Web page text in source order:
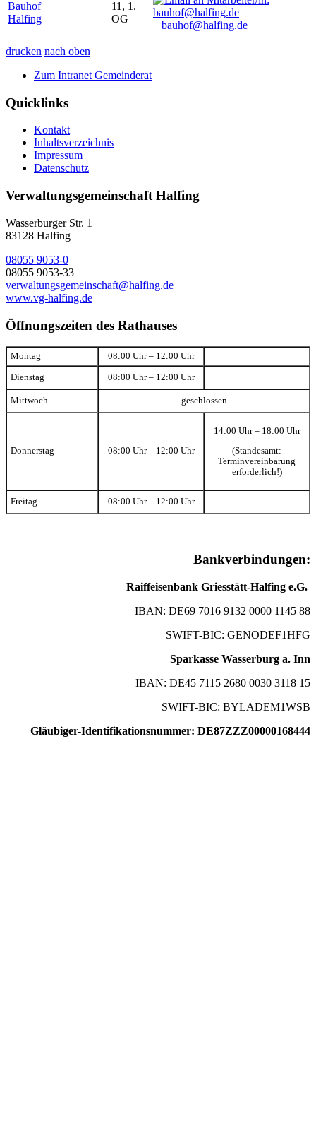
Bauhof
Halfing
11, 1.
OG
bauhof@halfing.de
drucken nach oben
Zum Intranet Gemeinderat
Quicklinks
Kontakt
Inhaltsverzeichnis
Impressum
Datenschutz
Verwaltungsgemeinschaft Halfing
Wasserburger Str. 1
83128 Halfing
08055 9053-0
08055 9053-33
verwaltungsgemeinschaft@halfing.de
www.vg-halfing.de
Öffnungszeiten des Rathauses
Montag 08:00 Uhr – 12:00 Uhr
Dienstag 08:00 Uhr – 12:00 Uhr
Mittwoch geschlossen
Donnerstag 08:00 Uhr – 12:00 Uhr
14:00 Uhr – 18:00 Uhr
(Standesamt:
Terminvereinbarung
erforderlich!)
Freitag 08:00 Uhr – 12:00 Uhr
Bankverbindungen:
Raiffeisenbank Griesstätt-Halfing e.G.
IBAN: DE69 7016 9132 0000 1145 88
SWIFT-BIC: GENODEF1HFG
Sparkasse Wasserburg a. Inn
IBAN: DE45 7115 2680 0030 3118 15
SWIFT-BIC: BYLADEM1WSB
Gläubiger-Identifikationsnummer: DE87ZZZ00000168444